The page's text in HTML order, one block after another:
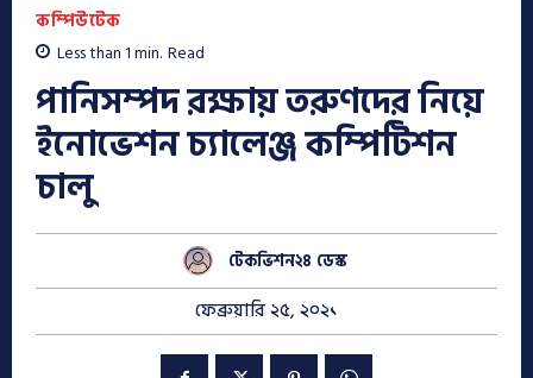
কম্পিউটেক
Less than 1min. Read
পানিসম্পদ রক্ষায় তরুণদের নিয়ে
ইনোভেশন চ্যালেঞ্জ কম্পিটিশন
চালু
টেকভিশন২৪ ডেস্ক
ফেব্রুয়ারি ২৫, ২০২১